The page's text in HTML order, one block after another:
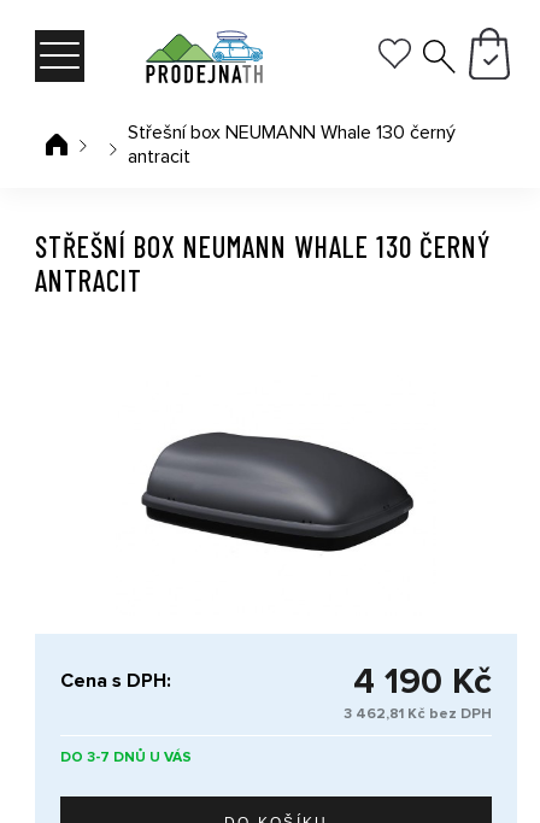
Střešní box NEUMANN Whale 130 černý
antracit
STŘEŠNÍ BOX NEUMANN WHALE 130 ČERNÝ
ANTRACIT
Cena s DPH: 4 190 Kč
3 462,81 Kč bez DPH
DO 3-7 DNŮ U VÁS